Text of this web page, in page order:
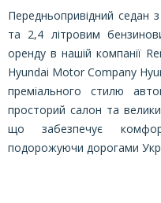
Передньопривідний
та 2,4 літровим
оренду в нашій компанії
Hyundai Motor Company
преміального стилю
просторий салон та
що забезпечує
подорожуючи дорогами